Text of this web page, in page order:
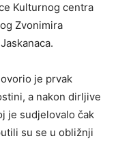
Kulturnog centra
Zvonimira
je prvak
a nakon dirljive
je sudjelovalo čak
su se u obližnji